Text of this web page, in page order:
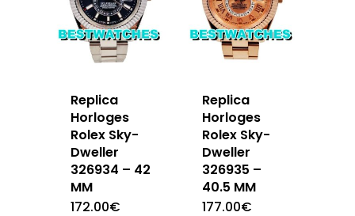
Replica
Horloges
Rolex Sky-
Dweller
326934 – 42
MM
172.00€
Replica
Horloges
Rolex Sky-
Dweller
326935 –
40.5 MM
177.00€